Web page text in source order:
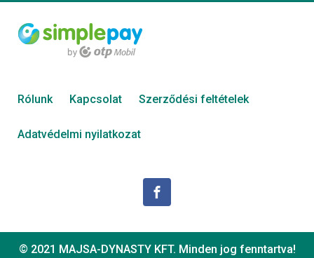
Rólunk Kapcsolat Szerződési feltételek
Adatvédelmi nyilatkozat
© 2021 MAJSA-DYNASTY KFT. Minden jog fenntartva!